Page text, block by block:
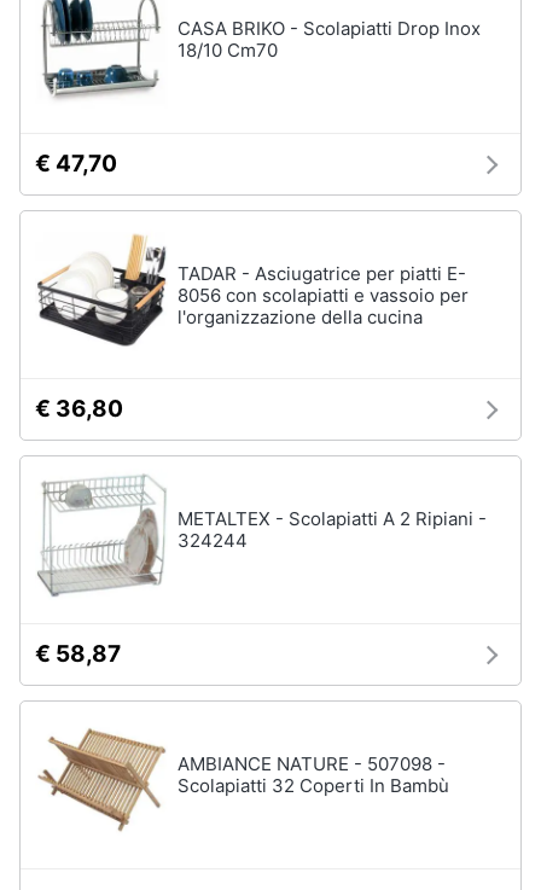
CASA BRIKO - Scolapiatti Drop Inox
18/10 Cm70
€ 47,70
TADAR - Asciugatrice per piatti E-
8056 con scolapiatti e vassoio per
l'organizzazione della cucina
€ 36,80
METALTEX - Scolapiatti A 2 Ripiani -
324244
€ 58,87
AMBIANCE NATURE - 507098 -
Scolapiatti 32 Coperti In Bambù